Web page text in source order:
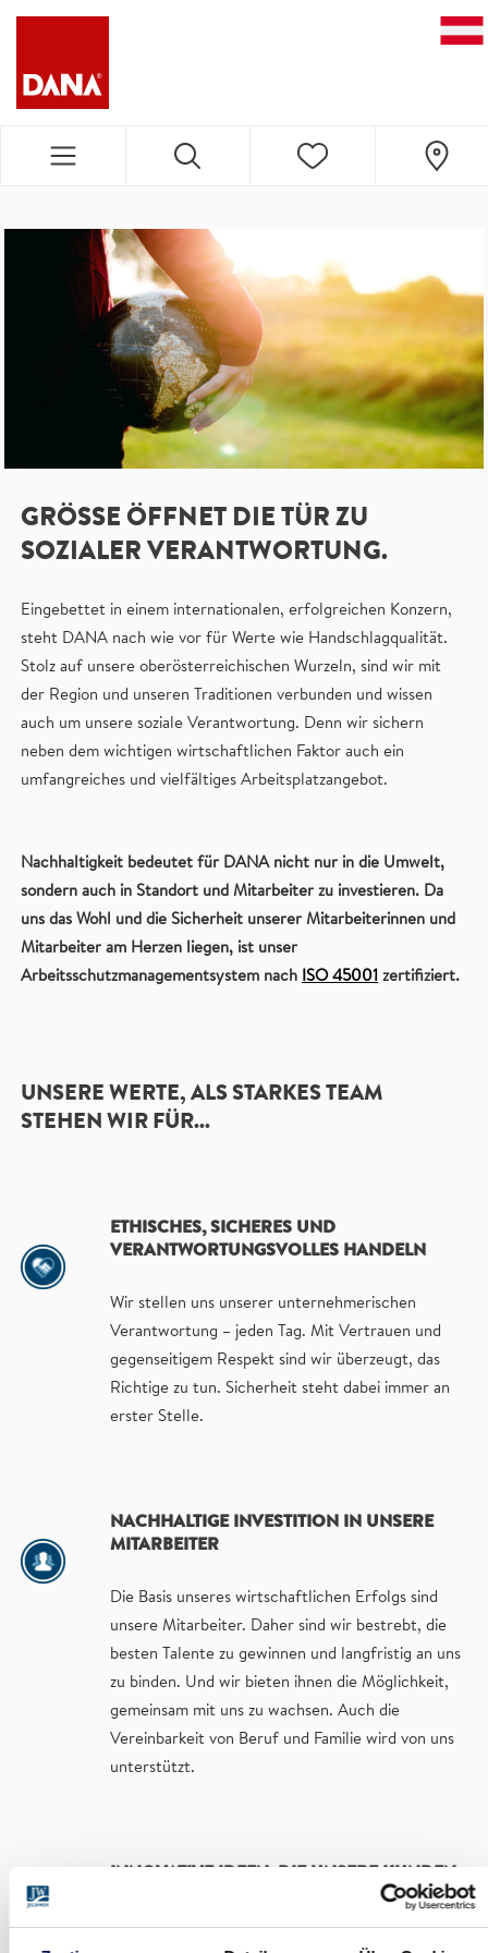
DANA NAVIGATION
GRÖSSE ÖFFNET DIE TÜR ZU S
OZIALER VERANTWORTUNG.
Eingebettet in einem internationalen, erfolgreichen Konzern,
steht DANA nach wie vor für Werte wie Handschlagqualität.
Stolz auf unsere oberösterreichischen Wurzeln, sind wir mit
der Region und unseren Traditionen verbunden und wissen
auch um unsere soziale Verantwortung. Denn wir sichern
neben dem wichtigen wirtschaftlichen Faktor auch ein
umfangreiches und vielfältiges Arbeitsplatzangebot.
Nachhaltigkeit bedeutet für DANA nicht nur in die Umwelt,
sondern auch in Standort und Mitarbeiter zu investieren. Da
uns das Wohl und die Sicherheit unserer Mitarbeiterinnen und
Mitarbeiter am Herzen liegen, ist unser
Arbeitsschutzmanagementsystem nach ISO 45001 zertifiziert.
UNSERE WERTE, ALS STARKES TEAM
STEHEN WIR FÜR...
ETHISCHES, SICHERES UND
VERANTWORTUNGSVOLLES HANDELN
Wir stellen uns unserer unternehmerischen
Verantwortung – jeden Tag. Mit Vertrauen und
gegenseitigem Respekt sind wir überzeugt, das
Richtige zu tun. Sicherheit steht dabei immer an
erster Stelle.
NACHHALTIGE INVESTITION IN UNSERE
MITARBEITER
Die Basis unseres wirtschaftlichen Erfolgs sind
unsere Mitarbeiter. Daher sind wir bestrebt, die
besten Talente zu gewinnen und langfristig an uns
zu binden. Und wir bieten ihnen die Möglichkeit,
gemeinsam mit uns zu wachsen. Auch die
Vereinbarkeit von Beruf und Familie wird von uns
unterstützt.
Im gemeinsamen Dialog lernen wir die Wünsche